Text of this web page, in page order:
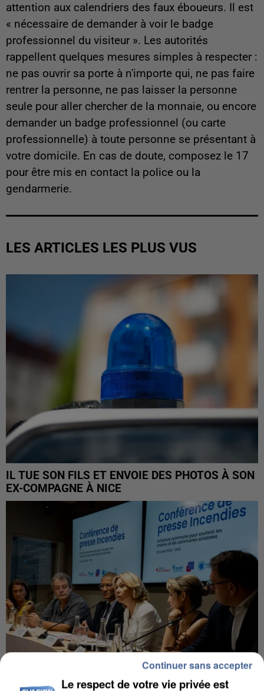
attention aux calendriers des faux éboueurs. Il est
« nécessaire de demander à voir le badge
professionnel du visiteur ». Les autorités
rappellent quelques mesures simples à respecter :
ne pas ouvrir sa porte à n'importe qui, ne pas faire
rentrer la personne, ne pas laisser la personne
seule pour aller chercher de la monnaie, ou encore
demander un badge professionnel (ou carte
professionnelle) à toute personne se présentant à
votre domicile. En cas de doute, composez le 17
pour être mis en contact la police ou la
gendarmerie.
LES ARTICLES LES PLUS VUS
IL TUE SON FILS ET ENVOIE DES PHOTOS À SON
EX-COMPAGNE À NICE
Le respect de votre vie privée est
Continuer sans accepter